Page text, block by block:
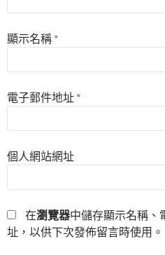
顯示名稱 *
電子郵件地址 *
個人網站網址
在瀏覽器中儲存顯示名稱、
址，以供下次發佈留言時使用。